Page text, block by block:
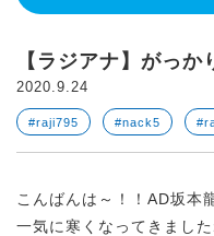
【ラジアナ】がっか
2020.9.24
#raji795 #nack5
こんばんは～！！AD坂本
一気に寒くなってきました